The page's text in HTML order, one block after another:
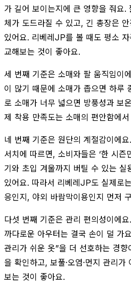
가 길어 보이는지에 큰 영향을 줘요.
체가 도드라질 수 있고, 긴 총장은
있어요. 리베레JP를 볼 때도 평소
교해보는 것이 좋아요.
세 번째 기준은 소매와 팔 움직임이
이 많기 때문에 소매가 좁으면 하루
로 소매가 너무 넓으면 방풍성과 보
제 착용 만족도는 소매의 편안함에
네 번째 기준은 원단의 계절감이에
서치에 따르면, 소비자들은 ‘한 시즌
기와 초입 겨울까지 버틸 수 있는 실
있어요. 따라서 리베레JP도 실제로
응인지, 야외 바람막이용인지 먼저
다섯 번째 기준은 관리 편의성이에
까다로운 아우터는 결국 손이 덜 가
관리가 쉬운 옷”을 더 선호하는 경
을 확인하고, 보풀·오염·먼지 관리
보는 것이 좋아요.